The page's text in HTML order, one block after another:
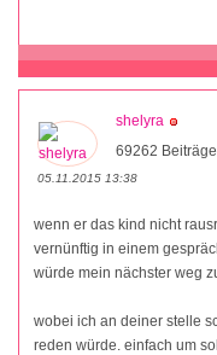
shelyra
69262 Beiträge
05.11.2015 13:38
wenn er das kind nicht
vernünftig in einem
würde mein nächster weg
wobei ich an deiner stelle
reden würde. einfach um